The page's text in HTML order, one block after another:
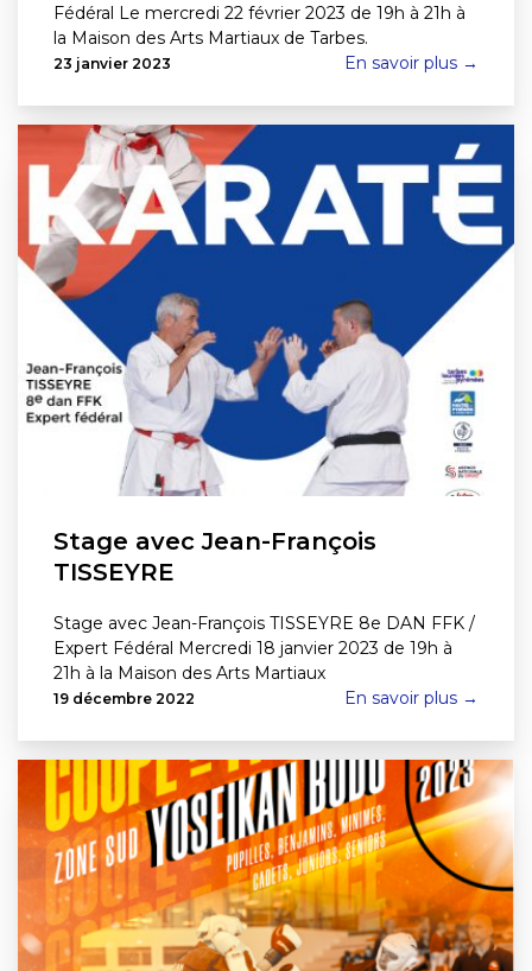
Fédéral Le mercredi 22 février 2023 de 19h à 21h à
la Maison des Arts Martiaux de Tarbes.
23 janvier 2023 En savoir plus →
Stage avec Jean-François
TISSEYRE
Stage avec Jean-François TISSEYRE 8e DAN FFK /
Expert Fédéral Mercredi 18 janvier 2023 de 19h à
21h à la Maison des Arts Martiaux
19 décembre 2022 En savoir plus →